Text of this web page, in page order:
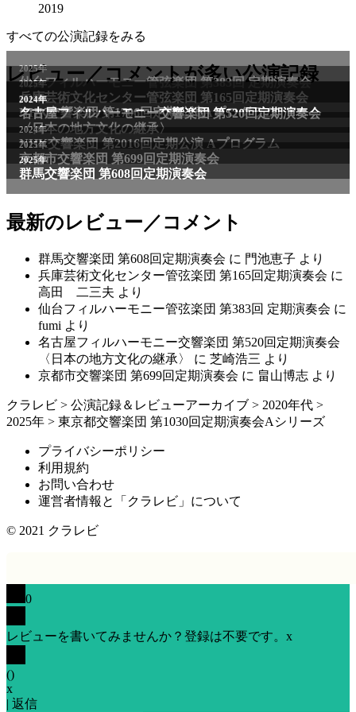
2019
すべての公演記録をみる
レビュー／コメントが多い公演記録
2025年
仙台フィルハーモニー管弦楽団 第383回 定期演奏会
2025年
兵庫芸術文化センター管弦楽団 第165回定期演奏会
2011年
NHK交響楽団 第1706回定期公演Aプログラム
2024年
名古屋フィルハーモニー交響楽団 第520回定期演奏会
〈日本の地方文化の継承〉
2024年
NHK交響楽団 第2016回定期公演 Aプログラム
2025年
京都市交響楽団 第699回定期演奏会
2025年
群馬交響楽団 第608回定期演奏会
最新のレビュー／コメント
群馬交響楽団 第608回定期演奏会 に 門池恵子 より
兵庫芸術文化センター管弦楽団 第165回定期演奏会 に
高田 二三夫 より
仙台フィルハーモニー管弦楽団 第383回 定期演奏会 に
fumi より
名古屋フィルハーモニー交響楽団 第520回定期演奏会
〈日本の地方文化の継承〉
に 芝崎浩三 より
京都市交響楽団 第699回定期演奏会 に 畠山博志 より
クラレビ > 公演記録＆レビューアーカイブ > 2020年代 >
2025年 > 東京都交響楽団 第1030回定期演奏会Aシリーズ
プライバシーポリシー
利用規約
お問い合わせ
運営者情報と「クラレビ」について
© 2021 クラレビ
0
レビューを書いてみませんか？登録は不要です。 x
()
x
| 返信